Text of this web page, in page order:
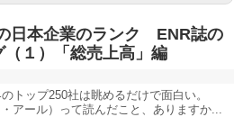
日本企業のランク ENR誌の
（１）「総売上高」編
トップ250社は眺めるだけで面白い。
アール）って読んだこと、ありますか...